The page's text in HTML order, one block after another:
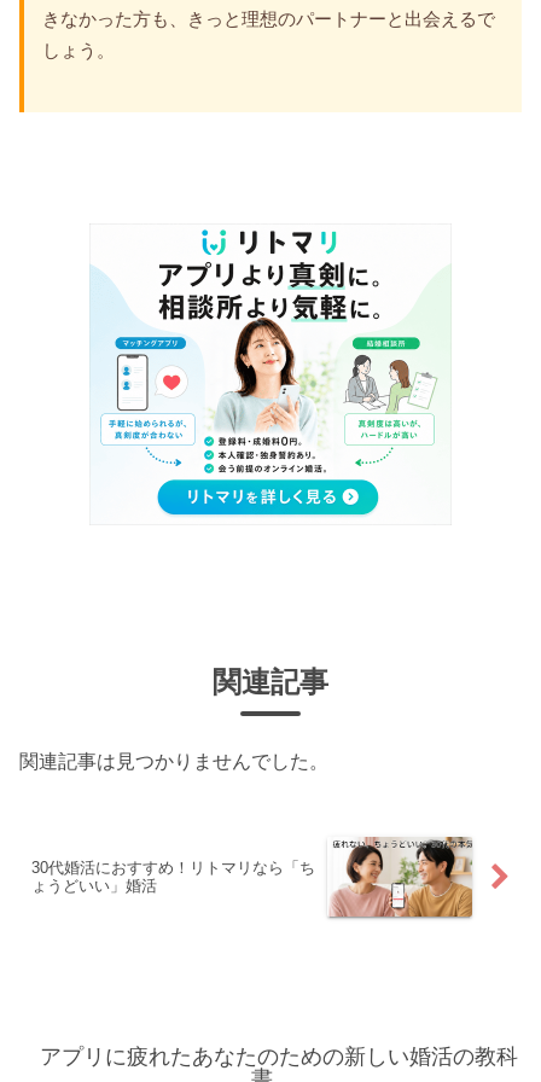
きなかった方も、きっと理想のパートナーと出会えるで
しょう。
関連記事
関連記事は見つかりませんでした。
30代婚活におすすめ！リトマリなら「ち
ょうどいい」婚活
アプリに疲れたあなたのための新しい婚活の教科